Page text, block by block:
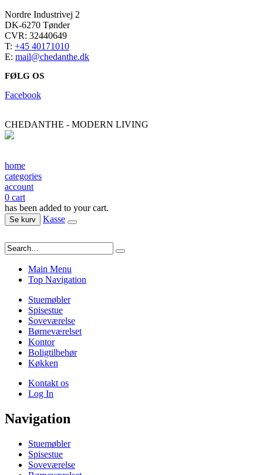
Nordre Industrivej 2
DK-6270 Tønder
CVR: 32440649
T: +45 40171010
E: mail@chedanthe.dk
FØLG OS
Facebook
CHEDANTHE - MODERN LIVING
home
categories
account
0 cart
has been added to your cart.
Se kurv Kasse
Main Menu
Top Navigation
Stuemøbler
Spisestue
Soveværelse
Børneværelset
Kontor
Boligtilbehør
Køkken
Kontakt os
Log In
Navigation
Stuemøbler
Spisestue
Soveværelse